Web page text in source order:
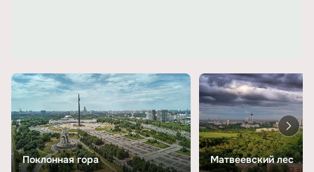
Поклонная гора Матвеевский лес